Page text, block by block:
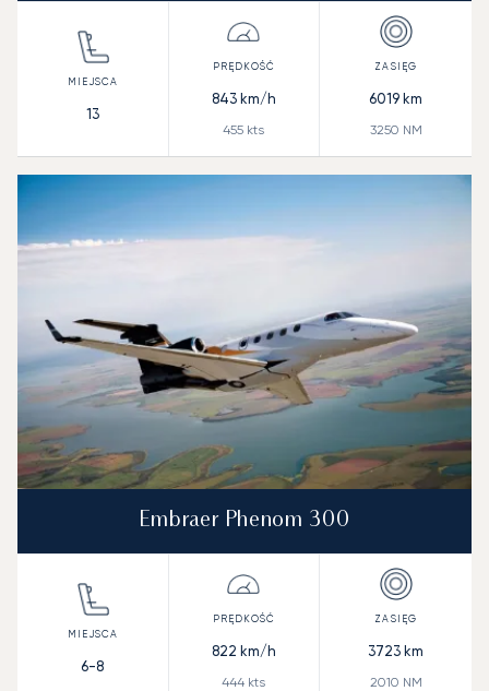
13
843km/h
455 kts
6019 km
3250 NM
Embraer Phenom 300
6-8
822 km/h
444 kts
3723 km
2010 NM